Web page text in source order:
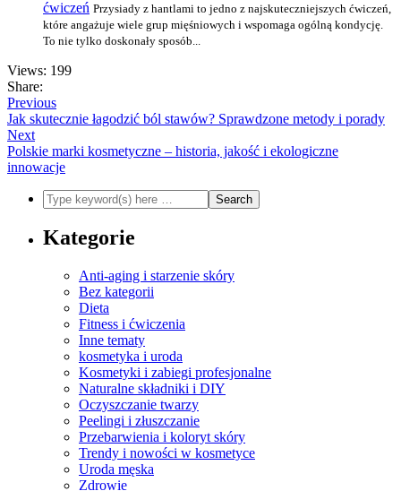
ćwiczeń Przysiady z hantlami to jedno z najskuteczniejszych ćwiczeń,
które angażuje wiele grup mięśniowych i wspomaga ogólną kondycję.
To nie tylko doskonały sposób...
Views: 199
Share:
Previous
Jak skutecznie łagodzić ból stawów? Sprawdzone metody i porady
Next
Polskie marki kosmetyczne – historia, jakość i ekologiczne
innowacje
Kategorie
Anti-aging i starzenie skóry
Bez kategorii
Dieta
Fitness i ćwiczenia
Inne tematy
kosmetyka i uroda
Kosmetyki i zabiegi profesjonalne
Naturalne składniki i DIY
Oczyszczanie twarzy
Peelingi i złuszczanie
Przebarwienia i koloryt skóry
Trendy i nowości w kosmetyce
Uroda męska
Zdrowie